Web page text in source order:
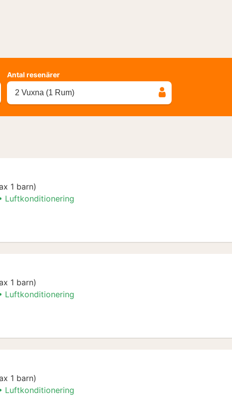
Antal resenärer
2 Vuxna (1 Rum)
1 barn)
Luftkonditionering
1 barn)
Luftkonditionering
1 barn)
Luftkonditionering